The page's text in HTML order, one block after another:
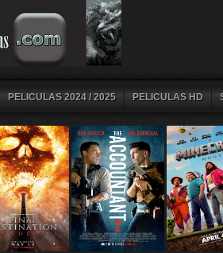
PELICULAS 2024 / 2025 PELICULAS HD